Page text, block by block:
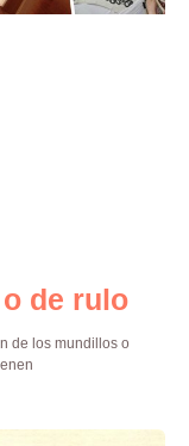
de rulo
de los mundillos o